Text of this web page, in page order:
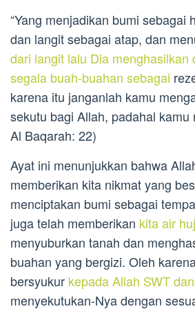
“Yang menjadikan bumi sebagai
dan langit sebagai atap, dan
dari langit lalu Dia menghasilkan
segala buah-buahan sebagai
karena itu janganlah kamu
sekutu bagi Allah, padahal kamu
Al Baqarah: 22)
Ayat ini menunjukkan bahwa
memberikan kita nikmat yang
menciptakan bumi sebagai
juga telah memberikan kita air
menyuburkan tanah dan
buahan yang bergizi. Oleh
bersyukur kepada Allah SWT
menyekutukan-Nya dengan